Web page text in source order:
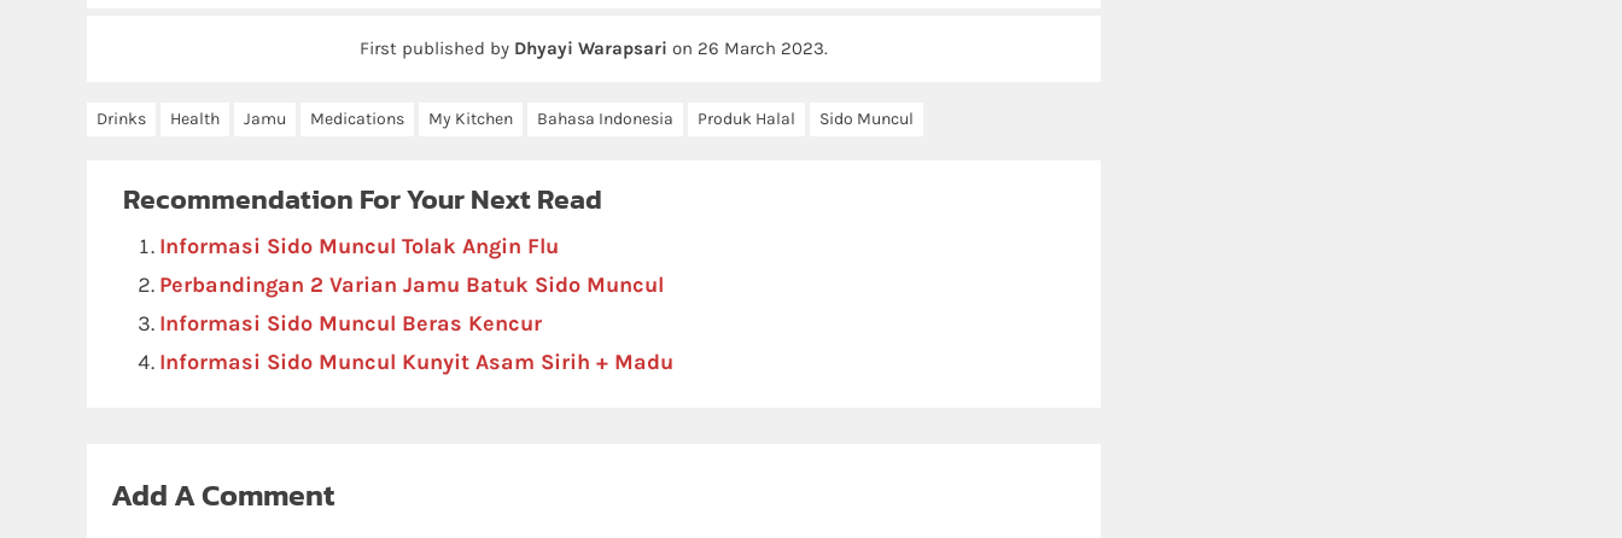
First published by Dhyayi Warapsari on 26 March 2023.
Drinks Health Jamu Medications My Kitchen Bahasa Indonesia Produk Halal Sido Muncul
Recommendation For Your Next Read
Informasi Sido Muncul Tolak Angin Flu
Perbandingan 2 Varian Jamu Batuk Sido Muncul
Informasi Sido Muncul Beras Kencur
Informasi Sido Muncul Kunyit Asam Sirih + Madu
Add A Comment